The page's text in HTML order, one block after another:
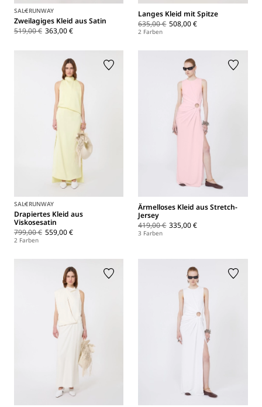
SALERUNWAY
Zweilagiges Kleid aus Satin
519,00 € 363,00 €
Langes Kleid mit Spitze
635,00 € 508,00 €
2 Farben
SALERUNWAY
Drapiertes Kleid aus
Viskosesatin
799,00 € 559,00 €
2 Farben
Ärmelloses Kleid aus Stretch-
Jersey
419,00 € 335,00 €
3 Farben